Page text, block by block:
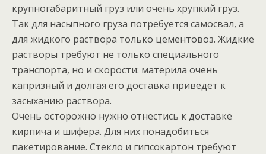
крупногабаритный груз или очень хрупкий груз.
Так для насыпного груза потребуется самосвал, а
для жидкого раствора только цементовоз. Жидкие
растворы требуют не только специального
транспорта, но и скорости: материла очень
капризный и долгая его доставка приведет к
засыханию раствора.
Очень осторожно нужно отнестись к доставке
кирпича и шифера. Для них понадобиться
пакетирование. Стекло и гипсокартон требуют